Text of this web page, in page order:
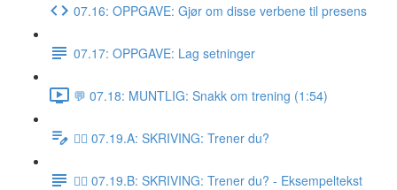
07.16: OPPGAVE: Gjør om disse verbene til presens
07.17: OPPGAVE: Lag setninger
💬 07.18: MUNTLIG: Snakk om trening (1:54)
✍🏼 07.19.A: SKRIVING: Trener du?
✍🏼 07.19.B: SKRIVING: Trener du? - Eksempeltekst